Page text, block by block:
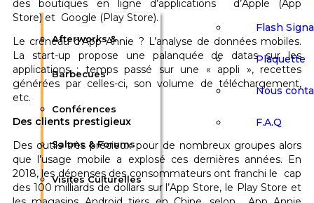
Afterworks &
Barbecues
Conférences
Salons & Forums
Visites Culturelles
Flash
Plaquette
Nous
F.A.Q
des boutiques en ligne d’applications d’Apple (App
Store) et Google (Play Store).
Le créneau d’App Annie ? L’analyse de données mobiles.
La start-up propose une palanquée de datas sur les
applications : temps passé sur une « appli », recettes
générées par celles-ci, son volume de téléchargement,
etc.
Des clients prestigieux
Des outils très précieux pour de nombreux groupes alors
que l’usage mobile a explosé ces dernières années. En
2018, les dépenses des consommateurs ont franchi le cap
des 100 milliards de dollars sur l’App Store, le Play Store et